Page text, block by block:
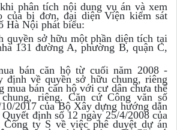
phân tích nội dung vụ án và xem
của bị đơn, đại diện Viện kiểm sát
Hà Nội phát biểu:
quyền sở hữu một phần diện tích tại
131 đường A, phường B, quận C,
bán căn hộ từ cuối năm 2008 -
định về quyền sở hữu chung, riêng
mua bán căn hộ với cư dân chưa thể
riêng. Căn cứ Công văn số
2017 của Bộ Xây dựng hướng dẫn
định số 12 ngày 25/4/2008 của
ty S về việc phê duyệt dự án